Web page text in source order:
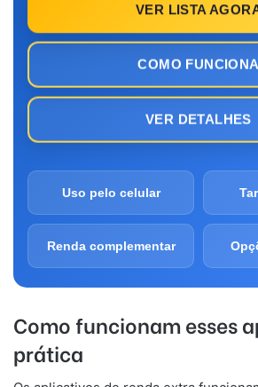
VER LISTA
COMO FUNCIONA
VER DETALHES
Uso pelo celular
Renda complementar
Como funcionam esses
prática